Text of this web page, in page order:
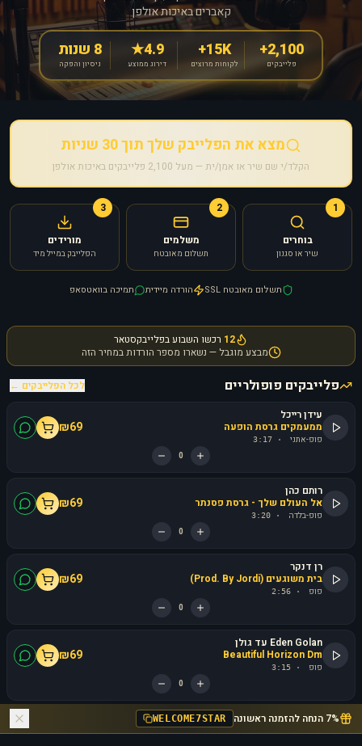
קאברים באיכות אולפן
2,100+
פלייבקים
15K+
לקוחות מרוצים
4.9★
דירוג ממוצע
8 שנות
ניסיון והפקה
מצא את הפלייבק שלך תוך 30 שניות
הקלד/י שם שיר או אמן/ית — מעל 2,100 פלייבקים באיכות אולפן
1
בוחרים
שיר או סגנון
2
משלמים
תשלום מאובטח
3
מורידים
הפלייבק במייל מיד
תשלום מאובטח SSL הורדה מיידית תמיכה בוואטסאפ
12 רכשו השבוע בפלייבקסטאר
מבצע מוגבל — נשארו מספר הורדות במחיר הזה
פלייבקים פופולריים
לכל הפלייבקים ←
עידן רייכל
ממעמקים גרסת הופעה
פופ-אתני ·
3:17
₪69
0
רותם כהן
אל העולם שלך - גרסת פסנתר
פופ-בלדה ·
3:20
₪69
0
רן דנקר
בית משוגעים (Prod. By Jordi)
פופ ·
2:56
₪69
0
Eden Golan עד גולן
Beautiful Horizon Dm
פופ ·
3:15
₪69
0
7% הנחה להזמנה ראשונה WELCOME7STAR